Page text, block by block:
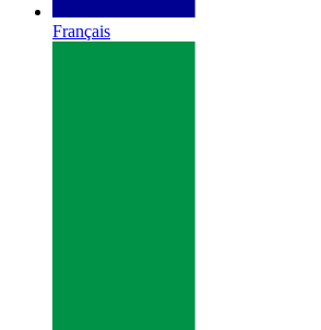
Français